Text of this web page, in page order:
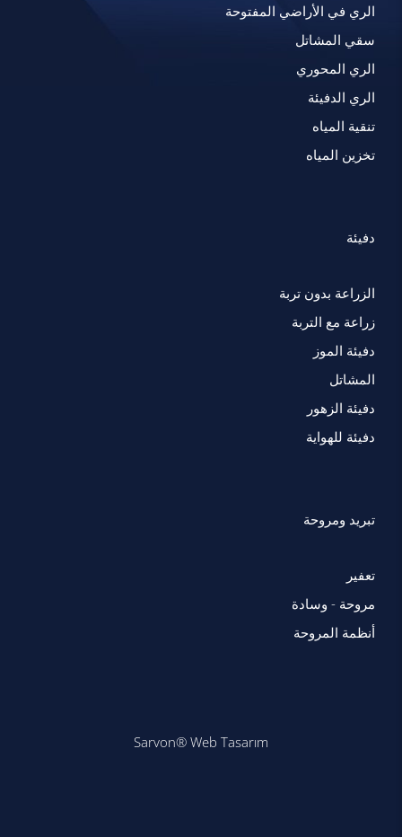
الري في الأراضي المفتوحة
سقي المشاتل
الري المحوري
الري الدفيئة
تنقية المياه
تخزين المياه
دفيئة
الزراعة بدون تربة
زراعة مع التربة
دفيئة الموز
المشاتل
دفيئة الزهور
دفيئة للهواية
تبريد ومروحة
تعفير
مروحة - وسادة
أنظمة المروحة
Sarvon®Web Tasarım